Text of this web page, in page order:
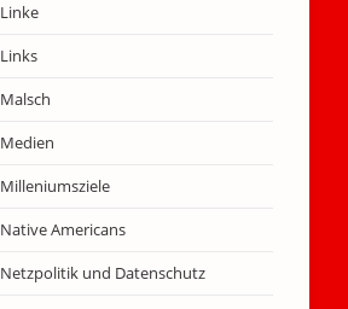
Linke
Links
Malsch
Medien
Milleniumsziele
Native Americans
Netzpolitik und Datenschutz